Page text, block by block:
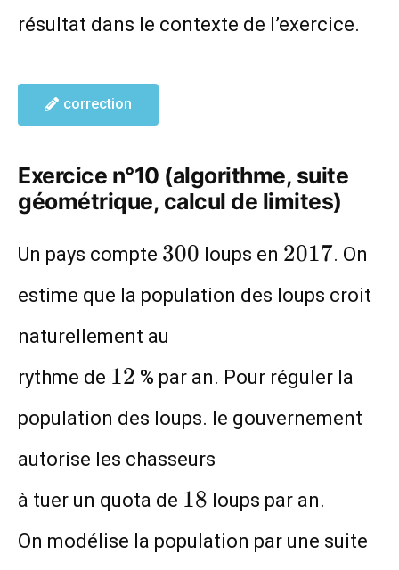
u_n
résultat dans le contexte de l’exercice.
correction
Exercice n°10 (algorithme, suite
géométrique, calcul de limites)
Un pays compte 300
300 loups en 2017
2017. On
estime que la population des loups croit
naturellement au
rythme de 12
12 % par an. Pour réguler la
population des loups. le gouvernement
autorise les chasseurs
à tuer un quota de 18
18 loups par an.
On modélise la population par une suite